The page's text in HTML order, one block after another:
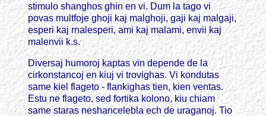
stimulo shanghos ghin en vi. Dum la tago vi
povas multfoje ghoji kaj malghoji, gaji kaj malgaji,
esperi kaj rnalesperi, ami kaj malami, envii kaj
malenvii k.s.
Diversaj humoroj kaptas vin depende de la
cirkonstancoj en kiuj vi trovighas. Vi kondutas
same kiel flageto - flankighas tien, kien ventas.
Estu ne flageto, sed fortika kolono, kiu chiam
same staras neshancelebla ech de uraganoj. Tio